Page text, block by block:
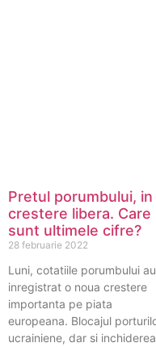
Pretul porumbului, in
crestere libera. Care
sunt ultimele cifre?
28 februarie 2022
Luni, cotatiile porumbului au
inregistrat o noua crestere
importanta pe piata
europeana. Blocajul
ucrainiene, dar si inchiderea